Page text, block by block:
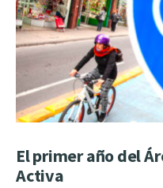
El primer año del
Activa